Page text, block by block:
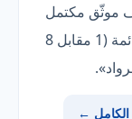
موثّق مكتمل
— لكن تغطيتها أضيق من الأوسع في القائمة (1 مقابل 8
←